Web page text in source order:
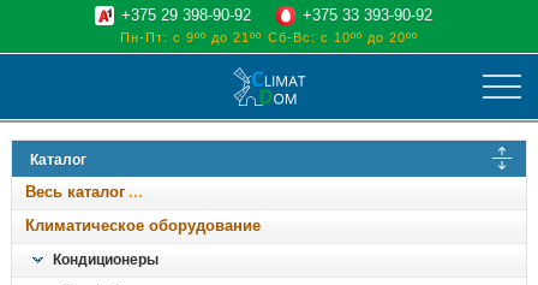
климат
отопительные котлы
водоснабжение
+375 29 398-90-92 +375 33 393-90-92
Пн-Пт: с 9ºº до 21ºº Сб-Вс: с 10ºº до 20ºº
Каталог
Весь каталог
Климатическое оборудование
Кондиционеры